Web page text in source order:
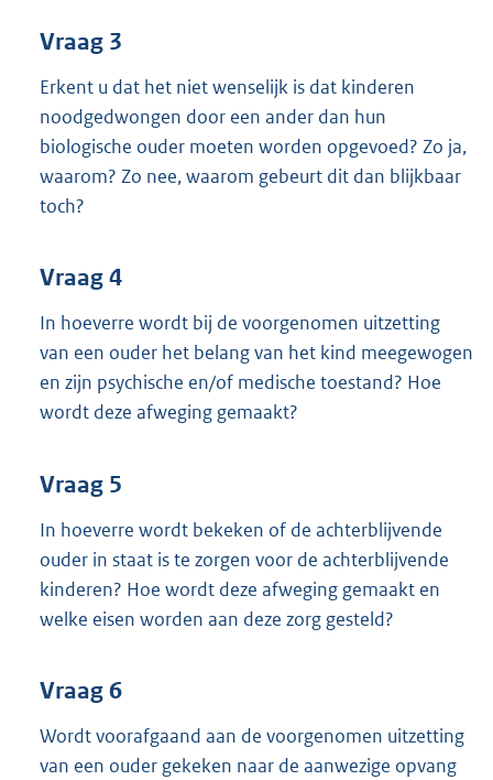
Vraag 3
Erkent u dat het niet wenselijk is dat kinderen
noodgedwongen door een ander dan hun
biologische ouder moeten worden opgevoed? Zo ja,
waarom? Zo nee, waarom gebeurt dit dan blijkbaar
toch?
Vraag 4
In hoeverre wordt bij de voorgenomen uitzetting
van een ouder het belang van het kind meegewogen
en zijn psychische en/of medische toestand? Hoe
wordt deze afweging gemaakt?
Vraag 5
In hoeverre wordt bekeken of de achterblijvende
ouder in staat is te zorgen voor de achterblijvende
kinderen? Hoe wordt deze afweging gemaakt en
welke eisen worden aan deze zorg gesteld?
Vraag 6
Wordt voorafgaand aan de voorgenomen uitzetting
van een ouder gekeken naar de aanwezige opvang